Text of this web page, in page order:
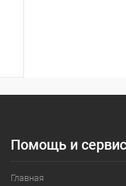
Помощь и
Главная